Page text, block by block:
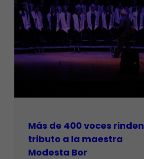
Más de 400 voces rinden
tributo a la maestra
Modesta Bor